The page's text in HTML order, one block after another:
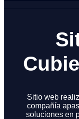
Sitio web
compañía
soluciones en